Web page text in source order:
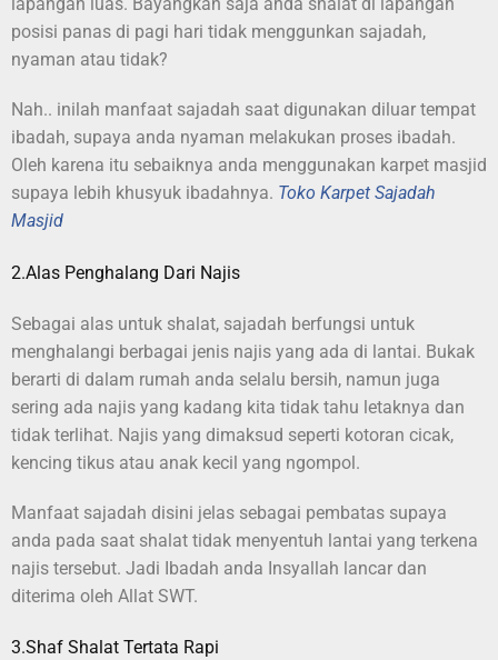
lapangan luas. Bayangkan saja anda shalat di lapangan
posisi panas di pagi hari tidak menggunkan sajadah,
nyaman atau tidak?
Nah.. inilah manfaat sajadah saat digunakan diluar tempat
ibadah, supaya anda nyaman melakukan proses ibadah.
Oleh karena itu sebaiknya anda menggunakan karpet masjid
supaya lebih khusyuk ibadahnya. Toko Karpet Sajadah
Masjid
2.Alas Penghalang Dari Najis
Sebagai alas untuk shalat, sajadah berfungsi untuk
menghalangi berbagai jenis najis yang ada di lantai. Bukak
berarti di dalam rumah anda selalu bersih, namun juga
sering ada najis yang kadang kita tidak tahu letaknya dan
tidak terlihat. Najis yang dimaksud seperti kotoran cicak,
kencing tikus atau anak kecil yang ngompol.
Manfaat sajadah disini jelas sebagai pembatas supaya
anda pada saat shalat tidak menyentuh lantai yang terkena
najis tersebut. Jadi Ibadah anda Insyallah lancar dan
diterima oleh Allat SWT.
3.Shaf Shalat Tertata Rapi